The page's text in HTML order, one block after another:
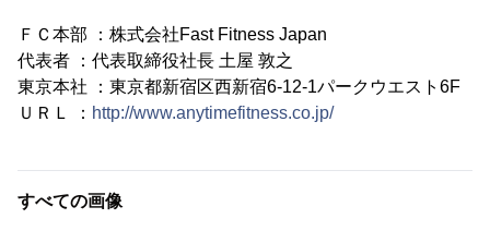
ＦＣ本部 ：株式会社Fast Fitness Japan
代表者 ：代表取締役社長 土屋 敦之
東京本社 ：東京都新宿区西新宿6-12-1パークウエスト6F
ＵＲＬ ： http://www.anytimefitness.co.jp/
すべての画像